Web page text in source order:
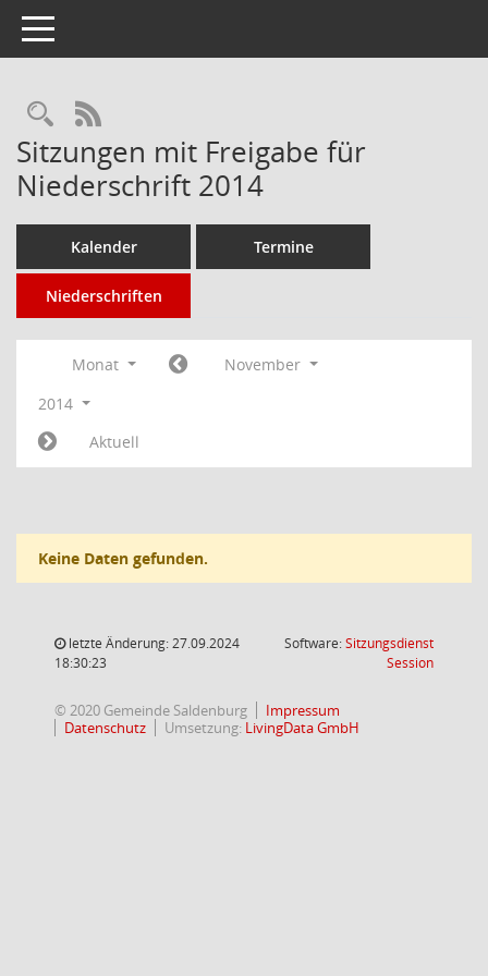
Toggle navigation
Rechercheauswahl
RSS-Feed
Sitzungen mit Freigabe für
Niederschrift 2014
Kalender Termine
Niederschriften
Monat
November
2014
Aktuell
Keine Daten gefunden.
letzte Änderung: 27.09.2024
18:30:23
Software:Sitzungsdienst
Session(Wird in
© 2020 Gemeinde Saldenburg
Impressum
Datenschutz
Umsetzung: LivingData GmbH